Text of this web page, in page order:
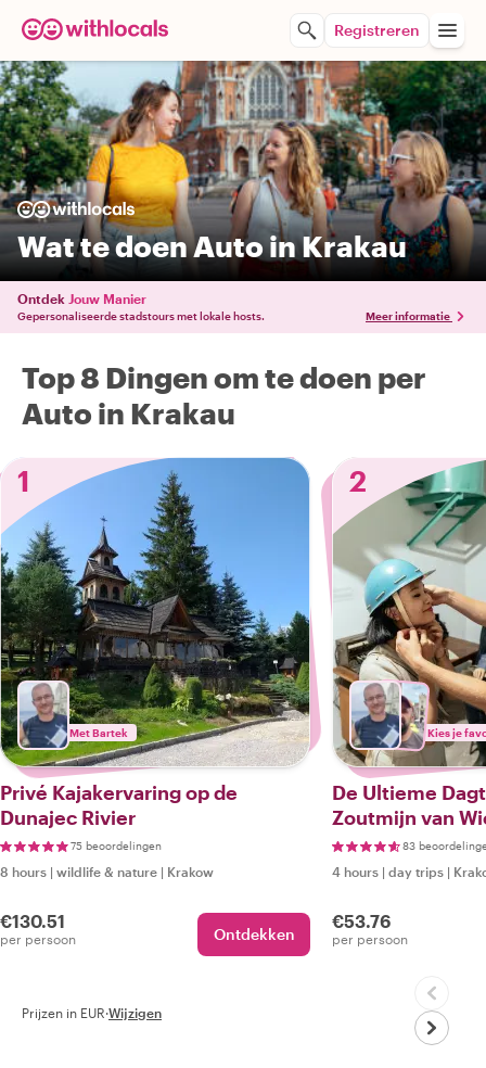
Registreren
Wat te doen Auto in Krakau
Ontdek Jouw Manier
Gepersonaliseerde stadstours met lokale hosts. Meer informatie
Top 8 Dingen om te doen per
Auto in Krakau
1
Met Bartek
Privé Kajakervaring op de
Dunajec Rivier
75 beoordelingen
8 hours | wildlife & nature | Krakow
€130.51
per persoon Ontdekken
2
Kies je
De Ultieme
Zoutmijn van
Auto
83
4 hours | day trips |
€53.76
per persoon
Prijzen in EUR·Wijzigen